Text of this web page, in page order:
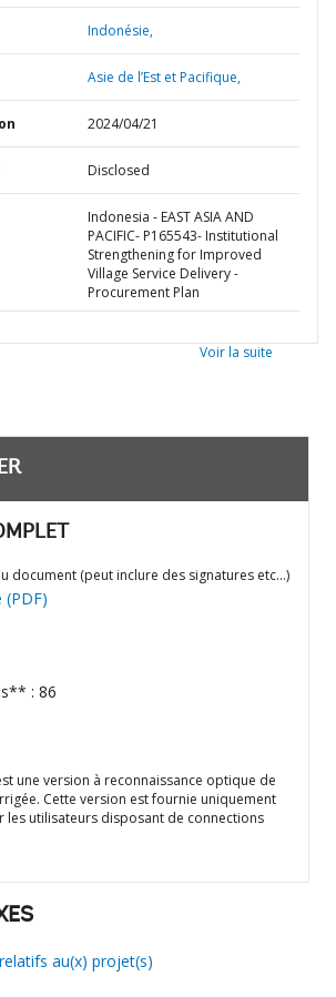
Indonésie,
Asie de l’Est et Pacifique,
2024/04/21
Disclosed
Indonesia - EAST ASIA AND
PACIFIC- P165543- Institutional
Strengthening for Improved
Village Service Delivery -
Procurement Plan
Voir la suite
document (peut inclure des signatures etc…)
(PDF)
: 86
une version à reconnaissance optique de
Cette version est fournie uniquement
les utilisateurs disposant de connections
au(x) projet(s)